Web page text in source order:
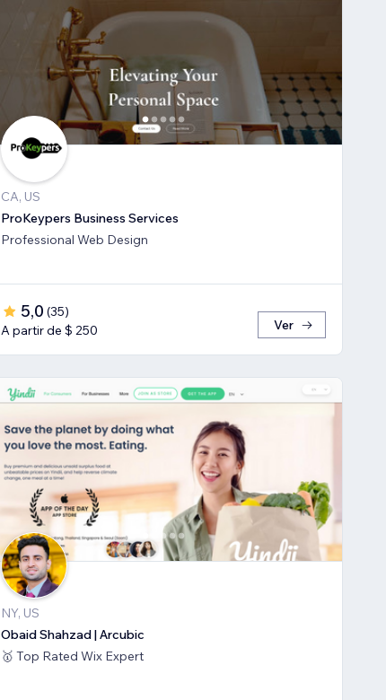
CA, US
ProKeypers Business Services
Professional Web Design
5,0 (35)
A partir de $ 250
Ver
NY, US
Obaid Shahzad | Arcubic
🥇 Top Rated Wix Expert